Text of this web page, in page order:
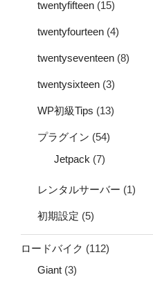
twentyfifteen (15)
twentyfourteen (4)
twentyseventeen (8)
twentysixteen (3)
WP初級Tips (13)
プラグイン (54)
Jetpack (7)
レンタルサーバー (1)
初期設定 (5)
ロードバイク (112)
Giant (3)